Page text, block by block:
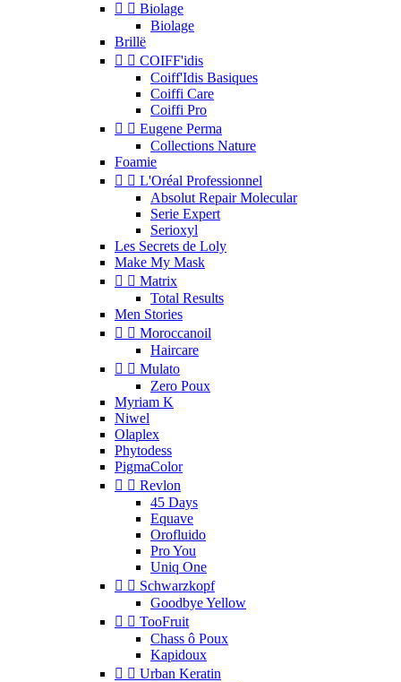
  Biolage
Biolage
Brillë
  COIFF'idis
Coiff'Idis Basiques
Coiffi Care
Coiffi Pro
  Eugene Perma
Collections Nature
Foamie
  L'Oréal Professionnel
Absolut Repair Molecular
Serie Expert
Serioxyl
Les Secrets de Loly
Make My Mask
  Matrix
Total Results
Men Stories
  Moroccanoil
Haircare
  Mulato
Zero Poux
Myriam K
Niwel
Olaplex
Phytodess
PigmaColor
  Revlon
45 Days
Equave
Orofluido
Pro You
Uniq One
  Schwarzkopf
Goodbye Yellow
  TooFruit
Chass ô Poux
Kapidoux
  Urban Keratin